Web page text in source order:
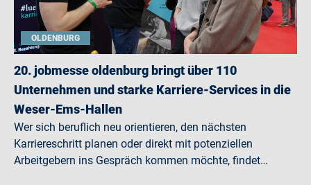
OLDENBURG
20. jobmesse oldenburg bringt über 110
Unternehmen und starke Karriere-Services in die
Weser-Ems-Hallen
Wer sich beruflich neu orientieren, den nächsten
Karriereschritt planen oder direkt mit potenziellen
Arbeitgebern ins Gespräch kommen möchte, findet…